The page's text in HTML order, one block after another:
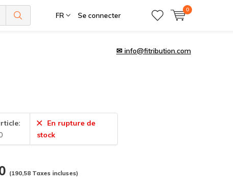
FR Se connecter
0
✉ info@fitribution.com
En rupture de
stock
(190,58 Taxes incluses)